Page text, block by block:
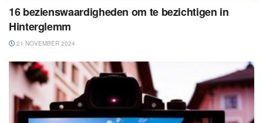
16 bezienswaardigheden om te bezichtigen in
Hinterglemm
21 NOVEMBER 2024